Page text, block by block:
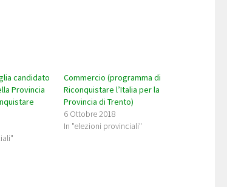
candidato
Provincia
Commercio (programma di
Riconquistare l’Italia per la
Provincia di Trento)
6 Ottobre 2018
In "elezioni provinciali"